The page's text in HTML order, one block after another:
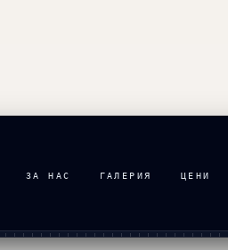
ЗА НАС ГАЛЕРИЯ ЦЕНИ